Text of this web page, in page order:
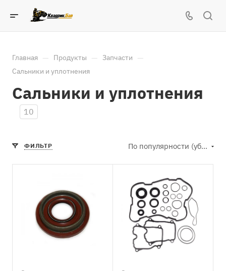
Главная — Продукты — Запчасти —
Сальники и уплотнения
Сальники и уплотнения
10
ФИЛЬТР По популярности (убывание)